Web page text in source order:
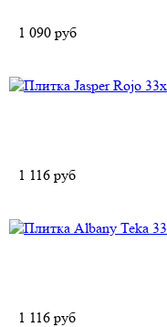
1 090 руб
1 116 руб
1 116 руб